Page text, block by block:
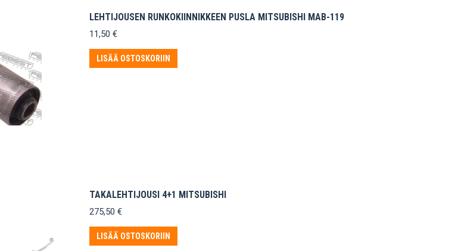
LEHTIJOUSEN RUNKOKIINNIKKEEN PUSLA MITSUBISHI MAB-119
11,50 €
LISÄÄ OSTOSKORIIN
TAKALEHTIJOUSI 4+1 MITSUBISHI
275,50 €
LISÄÄ OSTOSKORIIN